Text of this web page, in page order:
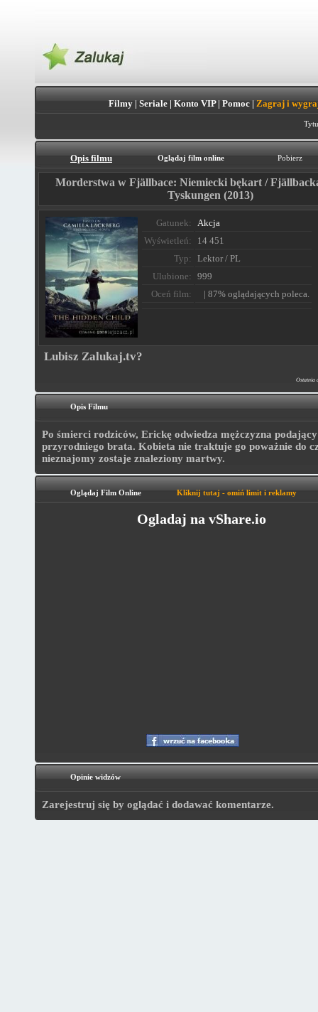
Filmy| Seriale| Konto VIP| Pomoc| Zagraj i
Opis filmu Oglądaj film online Pobierz
Morderstwa w Fjällbace: Niemiecki bękart /
Tyskungen (2013)
Gatunek:
Akcja
Wyświetleń:
14 451
Typ:
Lektor / PL
Ulubione:
999
Oceń film:
| 87% oglądających poleca.
Lubisz Zalukaj.tv?
Ostatnia
Opis Filmu
Po śmierci rodziców, Erickę odwiedza mężczyzna
przyrodniego brata. Kobieta nie traktuje go poważnie do
nieznajomy zostaje znaleziony martwy.
Oglądaj Film Online Kliknij tutaj - omiń limit i reklamy
Ogladaj na vShare.io
Opinie widzów
Zarejestruj się by oglądać i dodawać komentarze.